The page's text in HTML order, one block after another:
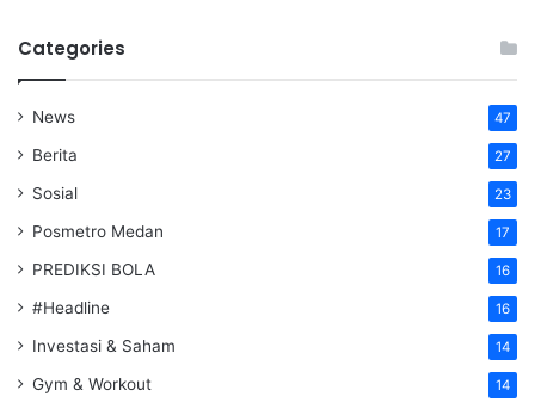
Categories
News 47
Berita 27
Sosial 23
Posmetro Medan 17
PREDIKSI BOLA 16
#Headline 16
Investasi & Saham 14
Gym & Workout 14